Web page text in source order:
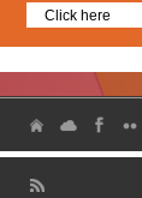
Click here